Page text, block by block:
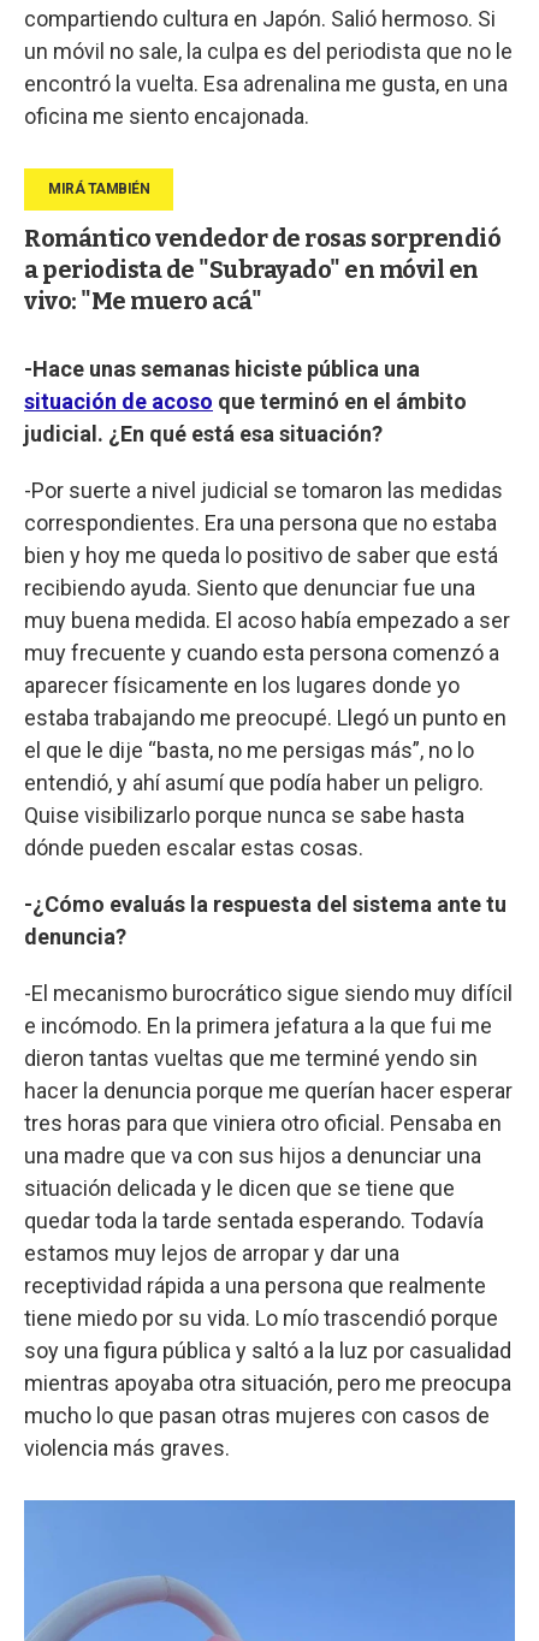
compartiendo cultura en Japón. Salió hermoso. Si
un móvil no sale, la culpa es del periodista que no le
encontró la vuelta. Esa adrenalina me gusta, en una
oficina me siento encajonada.
Romántico vendedor de rosas sorprendió
a periodista de "Subrayado" en móvil en
vivo: "Me muero acá"
-Hace unas semanas hiciste pública una
situación de acoso que terminó en el ámbito
judicial. ¿En qué está esa situación?
-Por suerte a nivel judicial se tomaron las medidas
correspondientes. Era una persona que no estaba
bien y hoy me queda lo positivo de saber que está
recibiendo ayuda. Siento que denunciar fue una
muy buena medida. El acoso había empezado a ser
muy frecuente y cuando esta persona comenzó a
aparecer físicamente en los lugares donde yo
estaba trabajando me preocupé. Llegó un punto en
el que le dije “basta, no me persigas más”, no lo
entendió, y ahí asumí que podía haber un peligro.
Quise visibilizarlo porque nunca se sabe hasta
dónde pueden escalar estas cosas.
-¿Cómo evaluás la respuesta del sistema ante tu
denuncia?
-El mecanismo burocrático sigue siendo muy difícil
e incómodo. En la primera jefatura a la que fui me
dieron tantas vueltas que me terminé yendo sin
hacer la denuncia porque me querían hacer esperar
tres horas para que viniera otro oficial. Pensaba en
una madre que va con sus hijos a denunciar una
situación delicada y le dicen que se tiene que
quedar toda la tarde sentada esperando. Todavía
estamos muy lejos de arropar y dar una
receptividad rápida a una persona que realmente
tiene miedo por su vida. Lo mío trascendió porque
soy una figura pública y saltó a la luz por casualidad
mientras apoyaba otra situación, pero me preocupa
mucho lo que pasan otras mujeres con casos de
violencia más graves.